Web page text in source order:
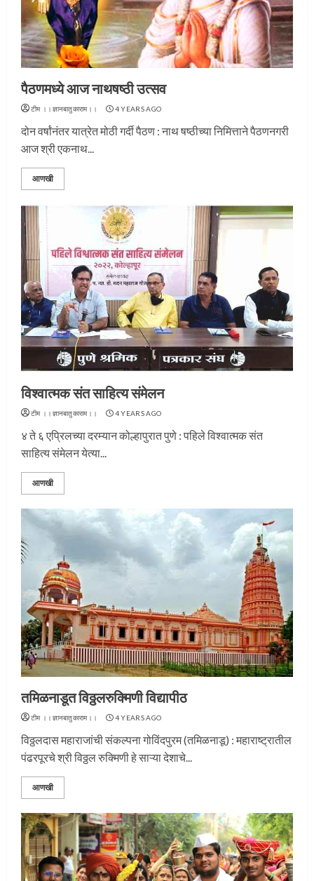
पैठणमध्ये आज नाथषष्ठी उत्सव
टीम ।।ज्ञानबातुकाराम।। 4 YEARS AGO
दोन वर्षांनंतर यात्रेत मोठी गर्दी पैठण : नाथ षष्ठीच्या निमित्ताने पैठणनगरी
आज श्री एकनाथ...
आणखी
विश्वात्मक संत साहित्य संमेलन
टीम ।।ज्ञानबातुकाराम।। 4 YEARS AGO
४ ते ६ एप्रिलच्या दरम्यान कोल्हापुरात पुणे : पहिले विश्वात्मक संत
साहित्य संमेलन येत्या...
आणखी
तमिळनाडूत विठ्ठलरुक्मिणी विद्यापीठ
टीम ।।ज्ञानबातुकाराम।। 4 YEARS AGO
विठ्ठलदास महाराजांची संकल्पना गोविंदपुरम (तमिळनाडू) : महाराष्ट्रातील
पंढरपूरचे श्री विठ्ठल रुक्मिणी हे साऱ्या देशाचे...
आणखी